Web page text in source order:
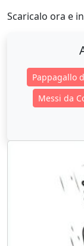
Scaricalo ora e
Pappagallo
Messi da